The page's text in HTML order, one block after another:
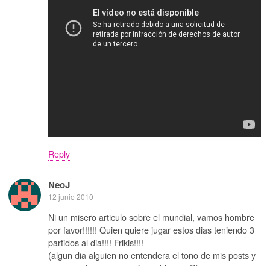
Reply
NeoJ
12 junio 2010
Ni un misero articulo sobre el mundial, vamos hombre
por favor!!!!!! Quien quiere jugar estos dias teniendo 3
partidos al dia!!!! Frikis!!!!
(algun dia alguien no entendera el tono de mis posts y